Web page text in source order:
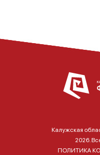
Калужская
2026.
ПОЛИТИКА